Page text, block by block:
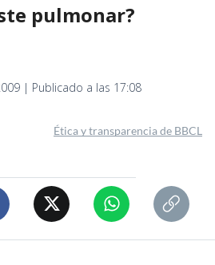
pulmonar?
| Publicado a las 17:08
Ética y transparencia de BBCL